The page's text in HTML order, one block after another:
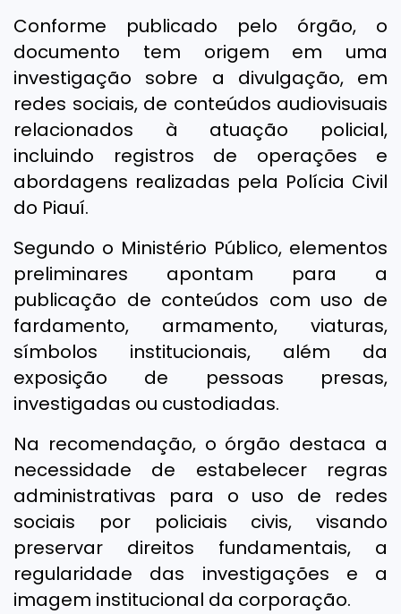
Conforme publicado pelo órgão, o
documento tem origem em uma
investigação sobre a divulgação, em
redes sociais, de conteúdos audiovisuais
relacionados à atuação policial,
incluindo registros de operações e
abordagens realizadas pela Polícia Civil
do Piauí.
Segundo o Ministério Público, elementos
preliminares apontam para a
publicação de conteúdos com uso de
fardamento, armamento, viaturas,
símbolos institucionais, além da
exposição de pessoas presas,
investigadas ou custodiadas.
Na recomendação, o órgão destaca a
necessidade de estabelecer regras
administrativas para o uso de redes
sociais por policiais civis, visando
preservar direitos fundamentais, a
regularidade das investigações e a
imagem institucional da corporação.